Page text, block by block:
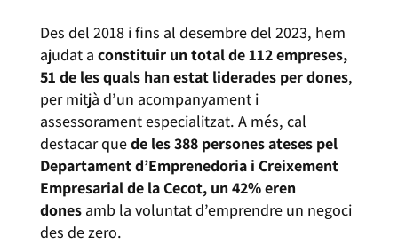
Des del 2018 i fins al desembre del 2023, hem
ajudat a constituir un total de 112 empreses,
51 de les quals han estat liderades per dones,
per mitjà d’un acompanyament i
assessorament especialitzat. A més, cal
destacar quede les 388 persones ateses pel
Departament d’Emprenedoria i Creixement
Empresarial de la Cecot, un 42% eren
donesamb la voluntat d’emprendre un negoci
des de zero.